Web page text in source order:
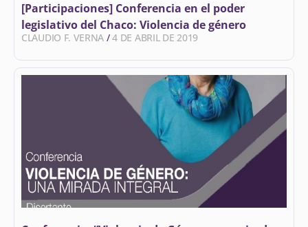
[Participaciones] Conferencia en el poder
legislativo del Chaco: Violencia de género
CLAUDIO F. VERNA 4 DE ABRIL DE 2019